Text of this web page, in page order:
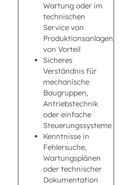
Wartung oder im
technischen
Service von
Produktionsanlagen
von Vorteil
Sicheres
Verständnis für
mechanische
Baugruppen,
Antriebstechnik
oder einfache
Steuerungssysteme
Kenntnisse in
Fehlersuche,
Wartungsplänen
oder technischer
Dokumentation